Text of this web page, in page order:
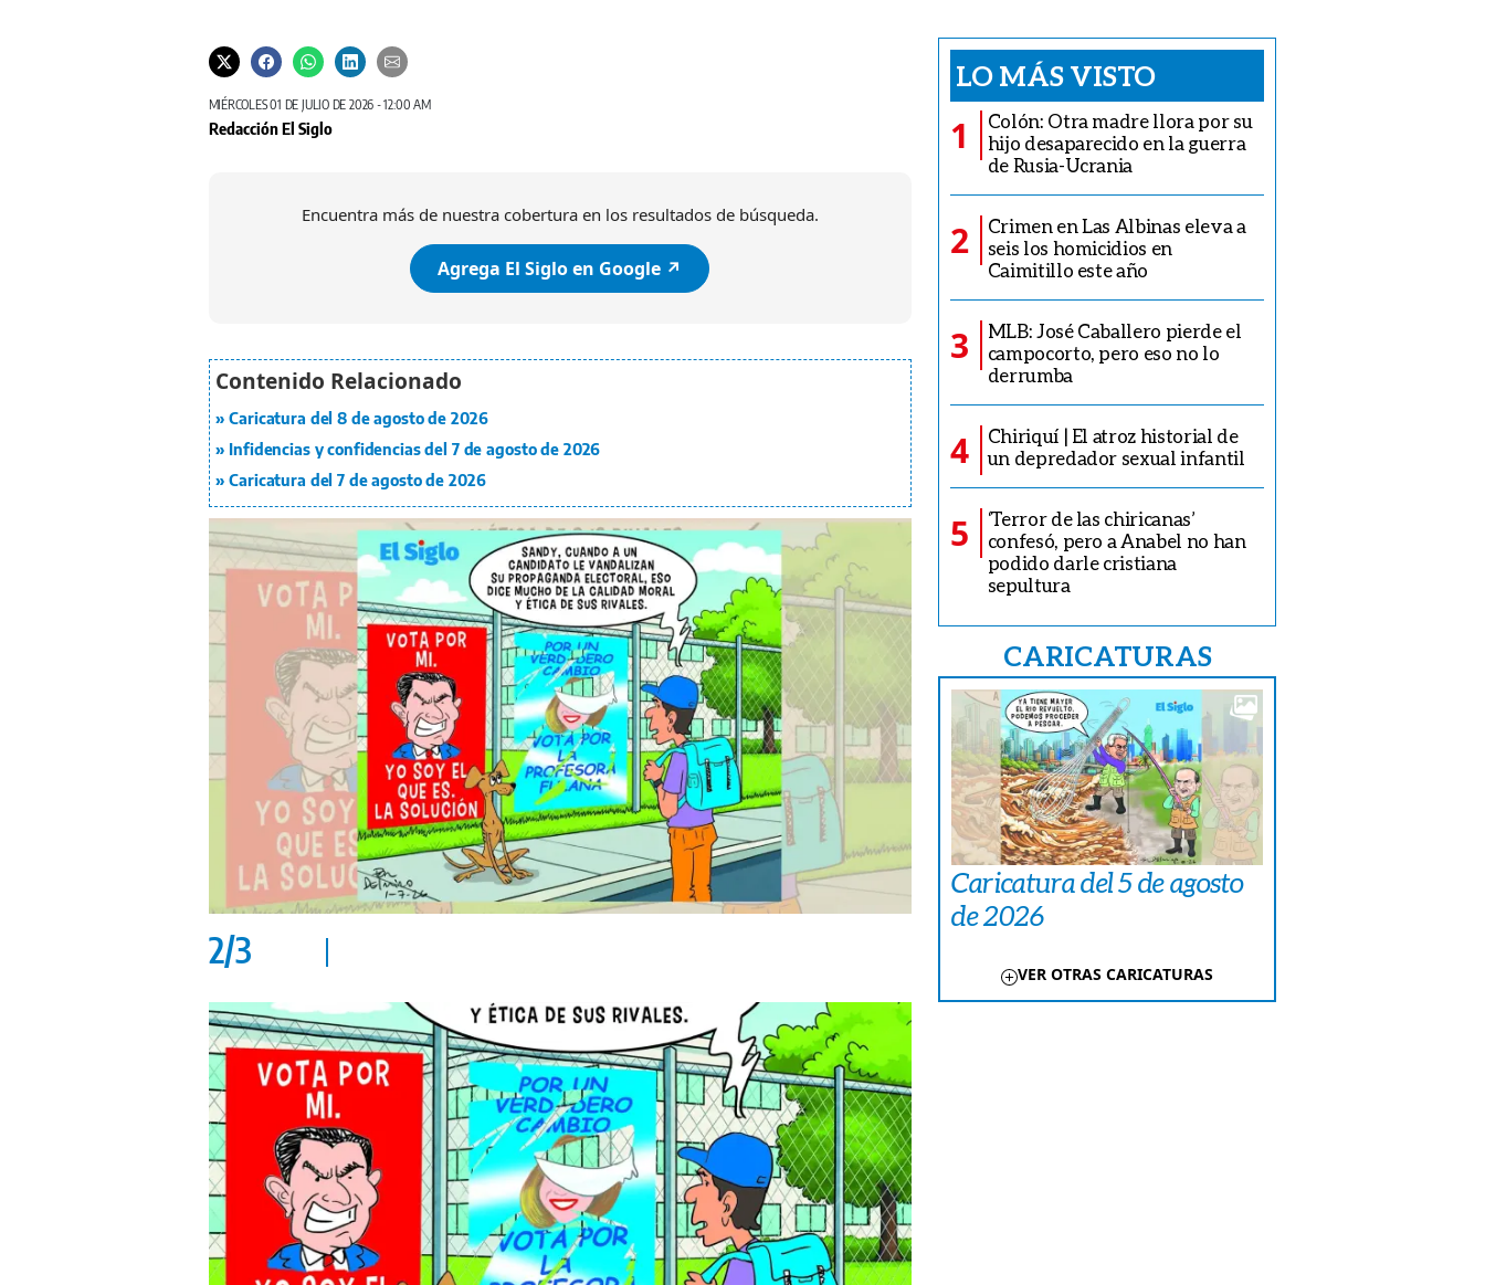
MIÉRCOLES 01 DE JULIO DE 2026 - 12:00 AM
Redacción El Siglo
Encuentra más de nuestra cobertura en los resultados de búsqueda.
Agrega El Siglo en Google ↗️
Caricatura del 8 de agosto de 2026
Infidencias y confidencias del 7 de agosto de 2026
Caricatura del 7 de agosto de 2026
2/3
LO MÁS VISTO
1
Colón: Otra madre llora por su
hijo desaparecido en la guerra
de Rusia-Ucrania
2
Crimen en Las Albinas eleva a
seis los homicidios en
Caimitillo este año
3
MLB: José Caballero pierde el
campocorto, pero eso no lo
derrumba
4
Chiriquí | El atroz historial de
un depredador sexual infantil
5
‘Terror de las chiricanas’
confesó, pero a Anabel no han
podido darle cristiana
sepultura
CARICATURAS
Caricatura del 5 de agosto
de 2026
VER OTRAS CARICATURAS